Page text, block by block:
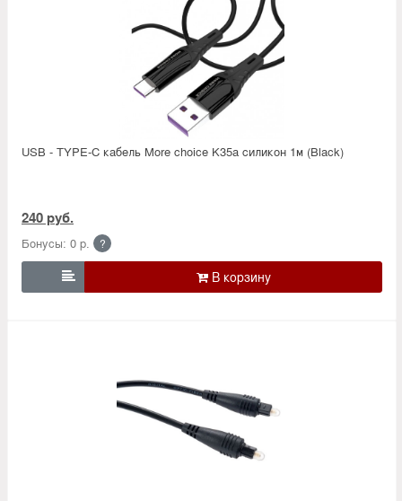
USB - TYPE-C кабель More choice K35a силикон 1м (Black)
240 руб.
Бонусы: 0 р. ?
